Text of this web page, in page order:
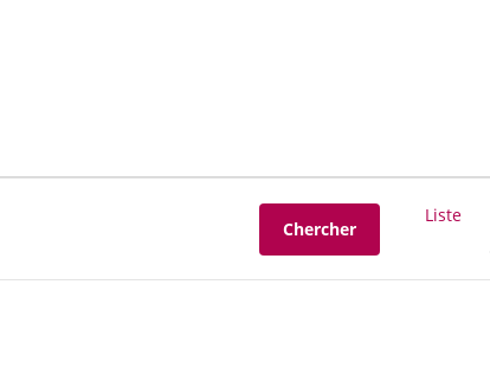
Chercher
Liste